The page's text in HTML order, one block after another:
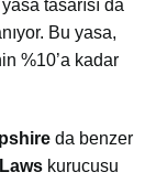
tasarısı da
Bu yasa,
%10’a kadar
da benzer
kurucusu